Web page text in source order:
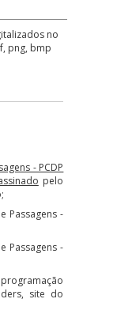
no
png, bmp
- PCDP
pelo
Passagens -
Passagens -
programação
site do